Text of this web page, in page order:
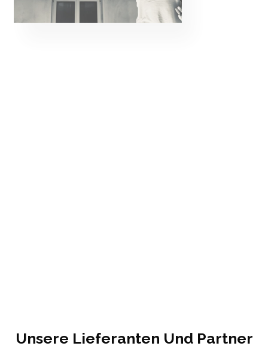
Unsere Lieferanten Und Partner